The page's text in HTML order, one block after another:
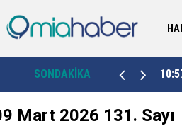
SONDAKİKA
merkezlerinde ‘kötü muameleye
esas alınıyor”
Mart 2026 131. Sayı